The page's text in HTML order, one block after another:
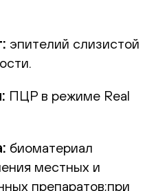
эпителий слизистой
ПЦР в режиме Real
биоматериал
местных и
препаратов;при